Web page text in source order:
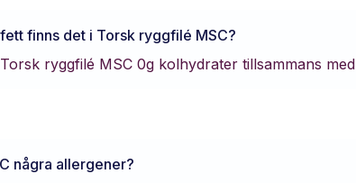
finns det i Torsk ryggfilé MSC?
Torsk ryggfilé MSC 0g kolhydrater tillsammans med
några allergener?